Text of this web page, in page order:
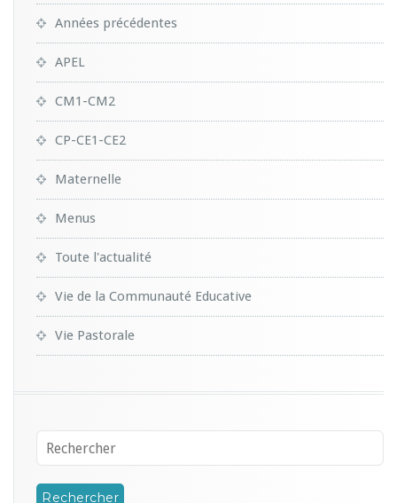
Années précédentes
APEL
CM1-CM2
CP-CE1-CE2
Maternelle
Menus
Toute l'actualité
Vie de la Communauté Educative
Vie Pastorale